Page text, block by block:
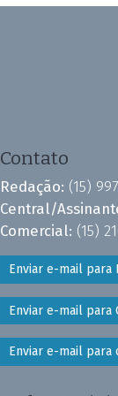
Contato
Redação: (15)
Central/
Comercial: (15)
Enviar e-mail para
Enviar e-mail para
Enviar e-mail para